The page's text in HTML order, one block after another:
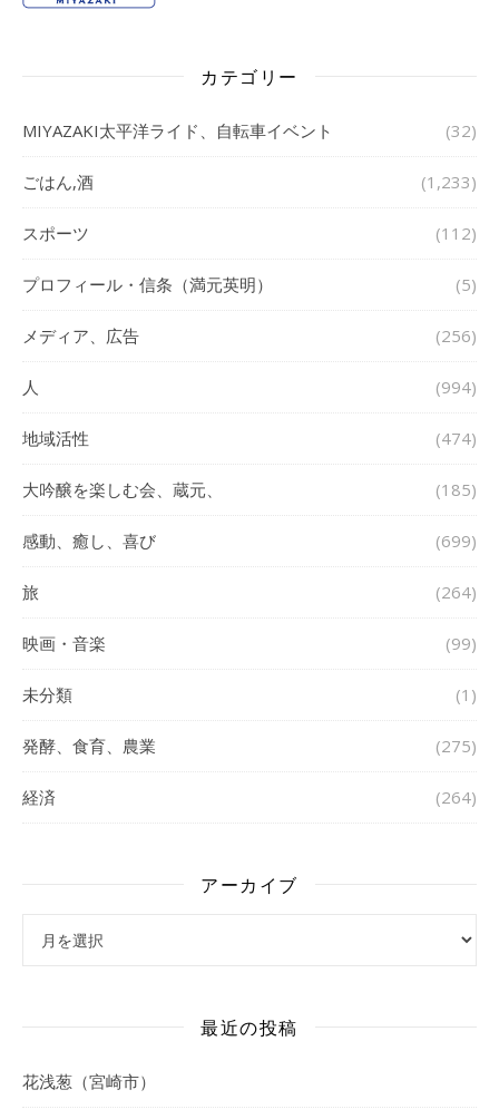
カテゴリー
MIYAZAKI太平洋ライド、自転車イベント (32)
ごはん,酒 (1,233)
スポーツ (112)
プロフィール・信条（満元英明） (5)
メディア、広告 (256)
人 (994)
地域活性 (474)
大吟醸を楽しむ会、蔵元、 (185)
感動、癒し、喜び (699)
旅 (264)
映画・音楽 (99)
未分類 (1)
発酵、食育、農業 (275)
経済 (264)
アーカイブ
最近の投稿
花浅葱（宮崎市）